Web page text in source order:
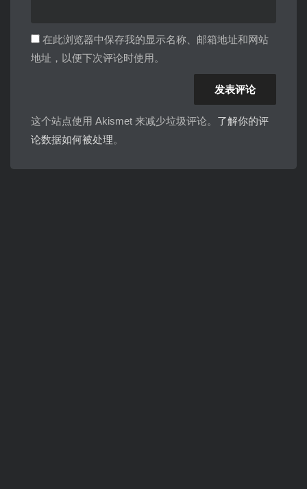
在此浏览器中保存我的显示名称、邮箱地址和网站
地址，以便下次评论时使用。
这个站点使用 Akismet 来减少垃圾评论。 了解你的评
论数据如何被处理。